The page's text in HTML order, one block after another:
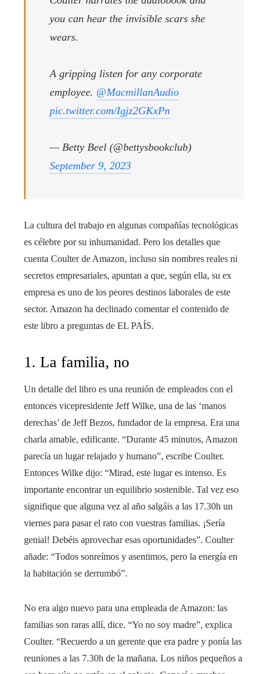
you can hear the invisible scars she
wears.
A gripping listen for any corporate
employee. @MacmillanAudio
pic.twitter.com/Igjz2GKxPn
— Betty Beel (@bettysbookclub)
September 9, 2023
La cultura del trabajo en algunas compañías tecnológicas
es célebre por su inhumanidad. Pero los detalles que
cuenta Coulter de Amazon, incluso sin nombres reales ni
secretos empresariales, apuntan a que, según ella, su ex
empresa es uno de los peores destinos laborales de este
sector. Amazon ha declinado comentar el contenido de
este libro a preguntas de EL PAÍS.
1. La familia, no
Un detalle del libro es una reunión de empleados con el
entonces vicepresidente Jeff Wilke, una de las ‘manos
derechas’ de Jeff Bezos, fundador de la empresa. Era una
charla amable, edificante. “Durante 45 minutos, Amazon
parecía un lugar relajado y humano”, escribe Coulter.
Entonces Wilke dijo: “Mirad, este lugar es intenso. Es
importante encontrar un equilibrio sostenible. Tal vez eso
signifique que alguna vez al año salgáis a las 17.30h un
viernes para pasar el rato con vuestras familias. ¡Sería
genial! Debéis aprovechar esas oportunidades”. Coulter
añade: “Todos sonreímos y asentimos, pero la energía en
la habitación se derrumbó”.
No era algo nuevo para una empleada de Amazon: las
familias son raras allí, dice. “Yo no soy madre”, explica
Coulter. “Recuerdo a un gerente que era padre y ponía las
reuniones a las 7.30h de la mañana. Los niños pequeños a